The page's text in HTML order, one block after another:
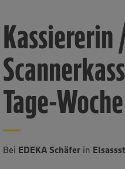
Schülerpraktikum
Faires Gehalt
Diversität
Tage-
Bei EDEKA Schäfer in